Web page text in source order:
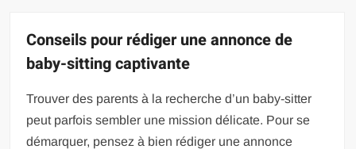
Conseils pour rédiger une annonce de
baby-sitting captivante
Trouver des parents à la recherche d’un baby-sitter
peut parfois sembler une mission délicate. Pour se
démarquer, pensez à bien rédiger une annonce